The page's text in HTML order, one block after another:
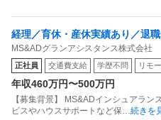
の校舎に合格者は集中して
これらの校舎は対面で授業が
合格期待可能性の高い生徒
地方の校舎で通信だけだと
経理／育休・産休実績あり／退
不問／経験者優遇／資格受験者
週休2日制／年間休日120日以上
実／落ち着いている雰囲気／エ
人
MS&ADグランアシスタンス株式会社
正社員 交通費支給 学歴不問 リモ
年収460万円〜500万円
【募集背景】 MS&ADインシュアラ
ビスやハウスサポートなど保…続きを